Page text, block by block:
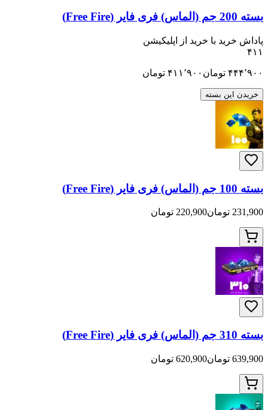
با خرید از اپلیکیشن
تومان۴۱۱٬۹۰۰تومان
بسته
220,900 تومان
620,900 تومان